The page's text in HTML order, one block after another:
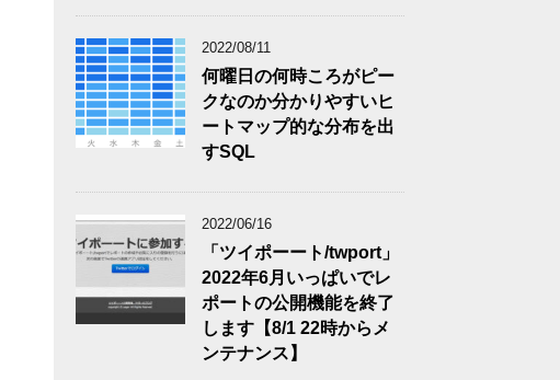
2022/08/11
何曜日の何時ころがピー
クなのか分かりやすいヒ
ートマップ的な分布を出
すSQL
2022/06/16
「ツイポーート/twport」
2022年6月いっぱいでレ
ポートの公開機能を終了
します【8/1 22時からメ
ンテナンス】